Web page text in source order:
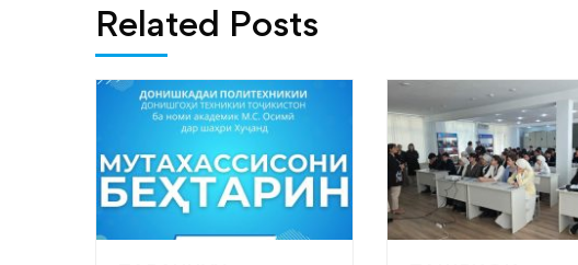
Related Posts